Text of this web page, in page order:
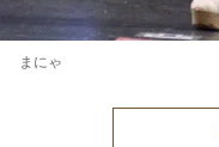
まにゃ